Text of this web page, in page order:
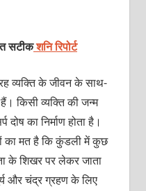
सटीकशनि रिपोर्ट
व्यक्ति के जीवन के साथ-
किसी व्यक्ति की जन्म
का निर्माण होता है।
का मत है कि कुंडली में कुछ
के शिखर पर लेकर जाता
और चंद्र ग्रहण के लिए